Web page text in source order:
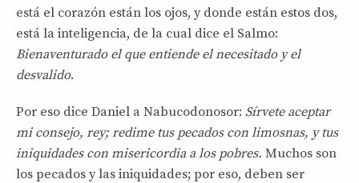
está el corazón están los ojos, y donde están estos dos,
está la inteligencia, de la cual dice el Salmo:
Bienaventurado el que entiende el necesitado y el
desvalido.
Por eso dice Daniel a Nabucodonosor: Sírvete aceptar
mi consejo, rey; redime tus pecados con limosnas, y tus
iniquidades con misericordia a los pobres. Muchos son
los pecados y las iniquidades; por eso, deben ser